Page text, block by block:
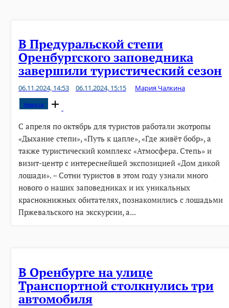
В Предуральской степи
Оренбургского заповедника
завершили туристический сезон
06.11.2024, 14:53 06.11.2024, 15:15 Мария Чалкина
Новости
Open
post
С апреля по октябрь для туристов работали экотропы
«Дыхание степи», «Путь к цапле», «Где живёт бобр», а
также туристический комплекс «Атмосфера. Степь» и
визит-центр с интереснейшей экспозицией «Дом дикой
лошади». – Сотни туристов в этом году узнали много
нового о наших заповедниках и их уникальных
краснокнижных обитателях, познакомились с лошадьми
Пржевальского на экскурсии, а...
В Оренбурге на улице
Транспортной столкнулись три
автомобиля